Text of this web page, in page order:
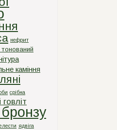
нефрит
тонований
каміння
срiбна
ядвіга